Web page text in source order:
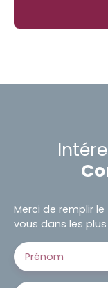
Merci de remplir
vous dans les
Prénom